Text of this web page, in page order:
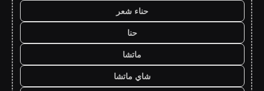
حناء شعر
حنا
ماتشا
شاي ماتشا